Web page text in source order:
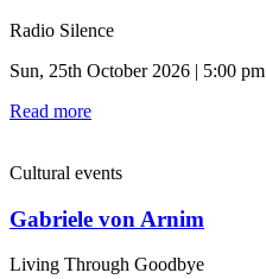
Radio Silence
Sun, 25th October 2026 | 5:00 pm
Read more
Cultural events
Gabriele von Arnim
Living Through Goodbye